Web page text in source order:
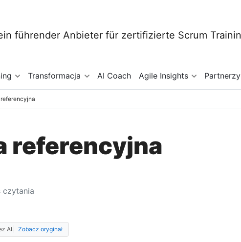
Transformacja AI Coach Agile Insights Partnerzy
referencyjna
czytania
AI. Zobacz oryginał